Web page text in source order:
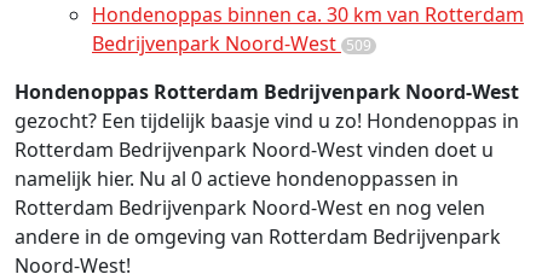
Hondenoppas binnen ca. 30 km van Rotterdam
Bedrijvenpark Noord-West 509
Hondenoppas Rotterdam Bedrijvenpark Noord-West
gezocht? Een tijdelijk baasje vind u zo! Hondenoppas in
Rotterdam Bedrijvenpark Noord-West vinden doet u
namelijk hier. Nu al 0 actieve hondenoppassen in
Rotterdam Bedrijvenpark Noord-West en nog velen
andere in de omgeving van Rotterdam Bedrijvenpark
Noord-West!